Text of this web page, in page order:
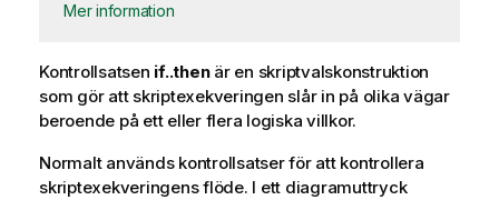
Mer information
Kontrollsatsen if..thenär en skriptvalskonstruktion
som gör att skriptexekveringen slår in på olika vägar
beroende på ett eller flera logiska villkor.
Normalt används kontrollsatser för att kontrollera
skriptexekveringens flöde. I ett diagramuttryck